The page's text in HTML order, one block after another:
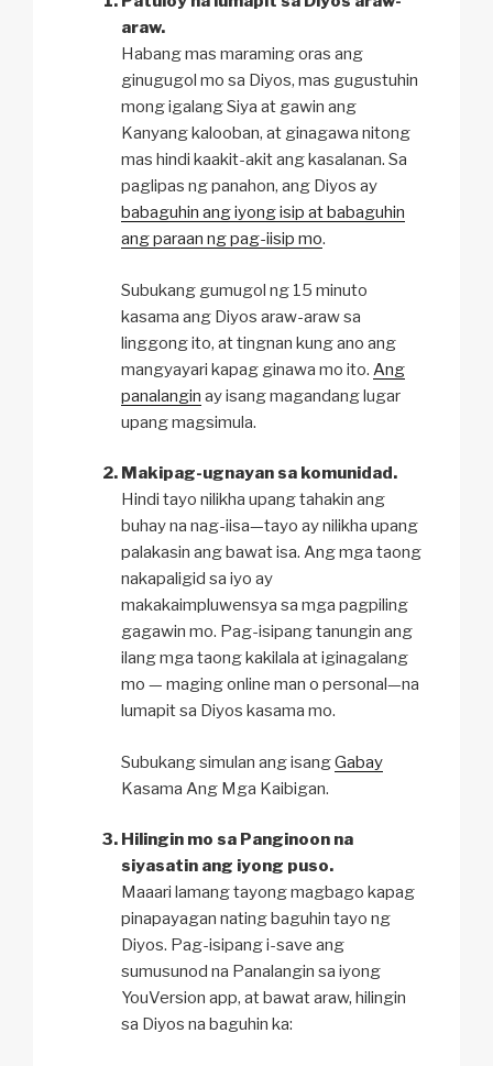
araw.
Habang mas maraming oras ang
ginugugol mo sa Diyos, mas gugustuhin
mong igalang Siya at gawin ang
Kanyang kalooban, at ginagawa nitong
mas hindi kaakit-akit ang kasalanan. Sa
paglipas ng panahon, ang Diyos ay
babaguhin ang iyong isip at babaguhin
ang paraan ng pag-iisip mo.
Subukang gumugol ng 15 minuto
kasama ang Diyos araw-araw sa
linggong ito, at tingnan kung ano ang
mangyayari kapag ginawa mo ito. Ang
panalangin ay isang magandang lugar
upang magsimula.
Makipag-ugnayan sa komunidad.
Hindi tayo nilikha upang tahakin ang
buhay na nag-iisa—tayo ay nilikha upang
palakasin ang bawat isa. Ang mga taong
nakapaligid sa iyo ay
makakaimpluwensya sa mga pagpiling
gagawin mo. Pag-isipang tanungin ang
ilang mga taong kakilala at iginagalang
mo — maging online man o personal—na
lumapit sa Diyos kasama mo.
Subukang simulan ang isangGabay
Kasama Ang Mga Kaibigan.
Hilingin mo sa Panginoon na
siyasatin ang iyong puso.
Maaari lamang tayong magbago kapag
pinapayagan nating baguhin tayo ng
Diyos. Pag-isipang i-save ang
sumusunod na Panalangin sa iyong
YouVersion app, at bawat araw, hilingin
sa Diyos na baguhin ka: